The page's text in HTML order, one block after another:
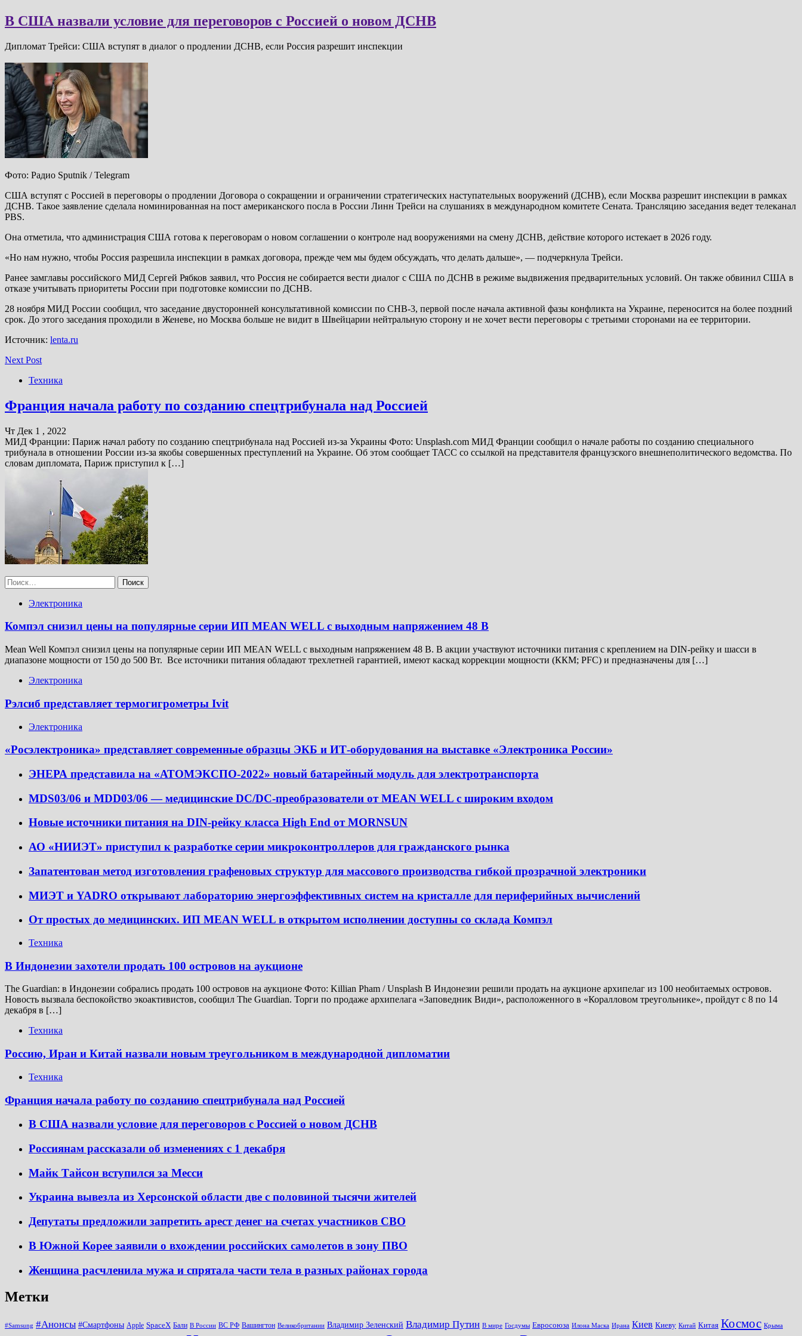
В США назвали условие для переговоров с Россией о новом ДСНВ
Дипломат Трейси: США вступят в диалог о продлении ДСНВ, если Россия разрешит инспекции
Фото: Радио Sputnik / Telegram
США вступят с Россией в переговоры о продлении Договора о сокращении и ограничении стратегических наступательных вооружений (ДСНВ), если Москва разрешит инспекции в рамках
ДСНВ. Такое заявление сделала номинированная на пост американского посла в России Линн Трейси на слушаниях в международном комитете Сената. Трансляцию заседания ведет телеканал
PBS.
Она отметила, что администрация США готова к переговорам о новом соглашении о контроле над вооружениями на смену ДСНВ, действие которого истекает в 2026 году.
«Но нам нужно, чтобы Россия разрешила инспекции в рамках договора, прежде чем мы будем обсуждать, что делать дальше», — подчеркнула Трейси.
Ранее замглавы российского МИД Сергей Рябков заявил, что Россия не собирается вести диалог с США по ДСНВ в режиме выдвижения предварительных условий. Он также обвинил США в
отказе учитывать приоритеты России при подготовке комиссии по ДСНВ.
28 ноября МИД России сообщил, что заседание двусторонней консультативной комиссии по СНВ-3, первой после начала активной фазы конфликта на Украине, переносится на более поздний
срок. До этого заседания проходили в Женеве, но Москва больше не видит в Швейцарии нейтральную сторону и не хочет вести переговоры с третьими сторонами на ее территории.
Источник: lenta.ru
Next Post
Техника
Франция начала работу по созданию спецтрибунала над Россией
Чт Дек 1 , 2022
МИД Франции: Париж начал работу по созданию спецтрибунала над Россией из-за Украины Фото: Unsplash.com МИД Франции сообщил о начале работы по созданию специального
трибунала в отношении России из-за якобы совершенных преступлений на Украине. Об этом сообщает ТАСС со ссылкой на представителя французского внешнеполитического ведомства. По
словам дипломата, Париж приступил к […]
Найти:
Электроника
Компэл снизил цены на популярные серии ИП MEAN WELL с выходным напряжением 48 В
Mean Well Компэл снизил цены на популярные серии ИП MEAN WELL с выходным напряжением 48 В. В акции участвуют источники питания с креплением на DIN-рейку и шасси в
диапазоне мощности от 150 до 500 Вт. Все источники питания обладают трехлетней гарантией, имеют каскад коррекции мощности (ККМ; PFC) и предназначены для […]
Электроника
Рэлсиб представляет термогигрометры Ivit
Электроника
«Росэлектроника» представляет современные образцы ЭКБ и ИТ-оборудования на выставке «Электроника России»
ЭНЕРА представила на «АТОМЭКСПО-2022» новый батарейный модуль для электротранспорта
MDS03/06 и MDD03/06 — медицинские DC/DC-преобразователи от MEAN WELL с широким входом
Новые источники питания на DIN-рейку класса High End от MORNSUN
АО «НИИЭТ» приступил к разработке серии микроконтроллеров для гражданского рынка
Запатентован метод изготовления графеновых структур для массового производства гибкой прозрачной электроники
МИЭТ и YADRO открывают лабораторию энергоэффективных систем на кристалле для периферийных вычислений
От простых до медицинских. ИП MEAN WELL в открытом исполнении доступны со склада Компэл
Техника
В Индонезии захотели продать 100 островов на аукционе
The Guardian: в Индонезии собрались продать 100 островов на аукционе Фото: Killian Pham / Unsplash В Индонезии решили продать на аукционе архипелаг из 100 необитаемых островов.
Новость вызвала беспокойство экоактивистов, сообщил The Guardian. Торги по продаже архипелага «Заповедник Види», расположенного в «Коралловом треугольнике», пройдут с 8 по 14
декабря в […]
Техника
Россию, Иран и Китай назвали новым треугольником в международной дипломатии
Техника
Франция начала работу по созданию спецтрибунала над Россией
В США назвали условие для переговоров с Россией о новом ДСНВ
Россиянам рассказали об изменениях с 1 декабря
Майк Тайсон вступился за Месси
Украина вывезла из Херсонской области две с половиной тысячи жителей
Депутаты предложили запретить арест денег на счетах участников СВО
В Южной Корее заявили о вхождении российских самолетов в зону ПВО
Женщина расчленила мужа и спрятала части тела в разных районах города
Метки
#Samsung #Анонсы #Смартфоны Apple SpaceX Бали В России ВС РФ Вашингтон Великобритании Владимир Зеленский Владимир Путин В мире Госдумы Евросоюза Илона Маска Ирана Киев Киеву Китай Китая Космос Крыма